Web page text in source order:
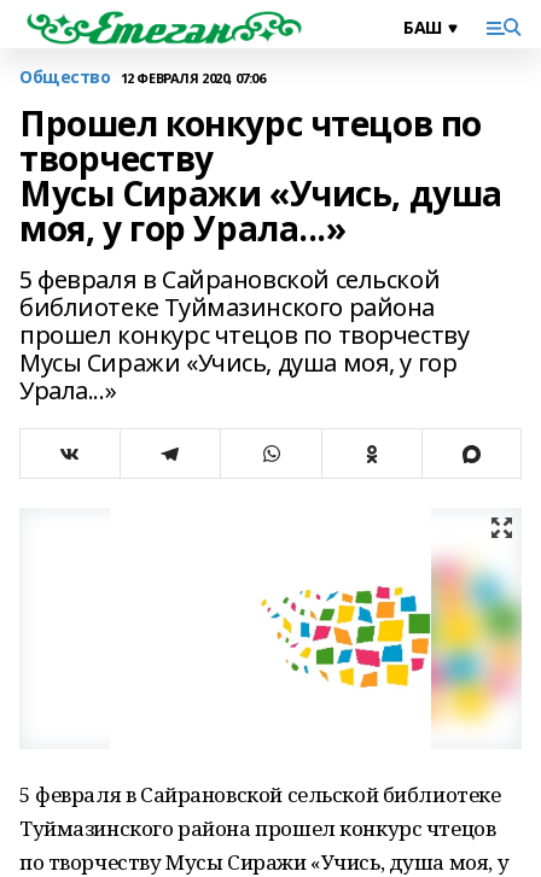
Общество 12 ФЕВРАЛЯ 2020, 07:06
Прошел конкурс чтецов по
творчеству
Мусы Сиражи «Учись, душа
моя, у гор Урала...»
5 февраля в Сайрановской сельской
библиотеке Туймазинского района
прошел конкурс чтецов по творчеству
Мусы Сиражи «Учись, душа моя, у гор
Урала...»
5 февраля в Сайрановской сельской библиотеке
Туймазинского района прошел конкурс чтецов
по творчеству Мусы Сиражи «Учись, душа моя, у